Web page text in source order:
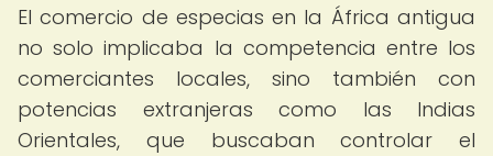
El comercio de especias en la África antigua
no solo implicaba la competencia entre los
comerciantes locales, sino también con
potencias extranjeras como las Indias
Orientales, que buscaban controlar el